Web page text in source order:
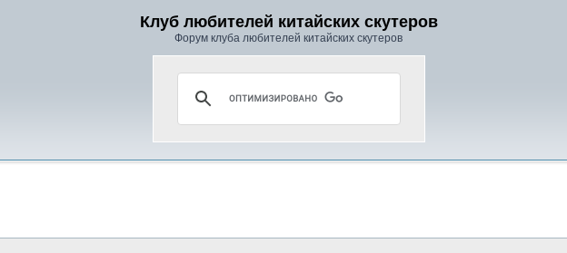
Клуб любителей китайских скутеров
Форум клуба любителей китайских скутеров